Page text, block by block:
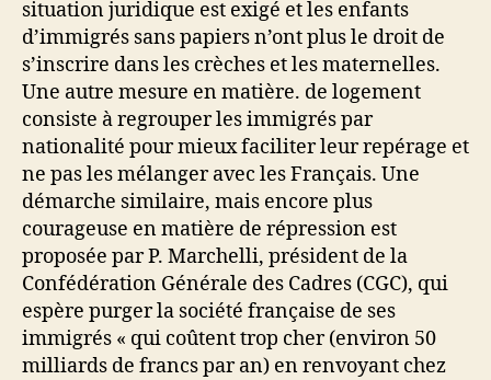
situation juridique est exigé et les enfants
d’immigrés sans papiers n’ont plus le droit de
s’inscrire dans les crèches et les maternelles.
Une autre mesure en matière. de logement
consiste à regrouper les immigrés par
nationalité pour mieux faciliter leur repérage et
ne pas les mélanger avec les Français. Une
démarche similaire, mais encore plus
courageuse en matière de répression est
proposée par P. Marchelli, président de la
Confédération Générale des Cadres (CGC), qui
espère purger la société française de ses
immigrés « qui coûtent trop cher (environ 50
milliards de francs par an) en renvoyant chez